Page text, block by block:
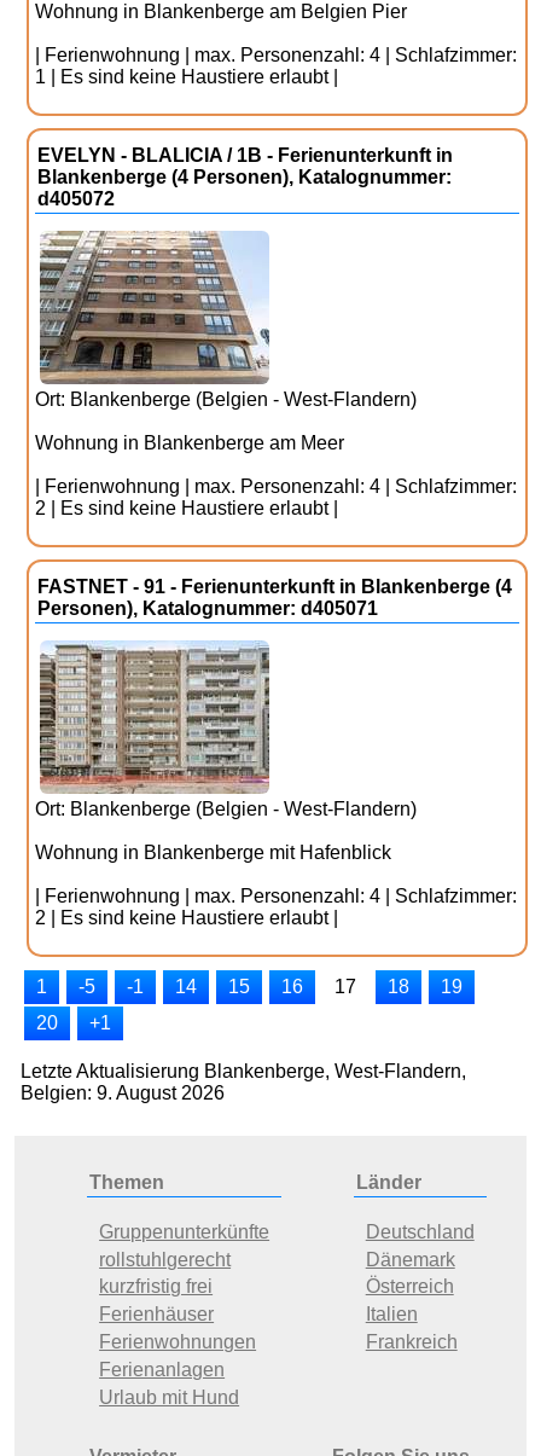
Wohnung in Blankenberge am Belgien Pier
| Ferienwohnung | max. Personenzahl: 4 | Schlafzimmer:
1 | Es sind keine Haustiere erlaubt |
EVELYN - BLALICIA / 1B - Ferienunterkunft in
Blankenberge (4 Personen), Katalognummer:
d405072
Ort: Blankenberge (Belgien - West-Flandern)
Wohnung in Blankenberge am Meer
| Ferienwohnung | max. Personenzahl: 4 | Schlafzimmer:
2 | Es sind keine Haustiere erlaubt |
FASTNET - 91 - Ferienunterkunft in Blankenberge (4
Personen), Katalognummer: d405071
Ort: Blankenberge (Belgien - West-Flandern)
Wohnung in Blankenberge mit Hafenblick
| Ferienwohnung | max. Personenzahl: 4 | Schlafzimmer:
2 | Es sind keine Haustiere erlaubt |
1 -5 -1 14 15 16 17 18
19
20
+1
Letzte Aktualisierung Blankenberge, West-Flandern,
Belgien: 9. August 2026
Themen
Gruppenunterkünfte
rollstuhlgerecht
kurzfristig frei
Ferienhäuser
Ferienwohnungen
Ferienanlagen
Urlaub mit Hund
Länder
Deutschland
Dänemark
Österreich
Italien
Frankreich